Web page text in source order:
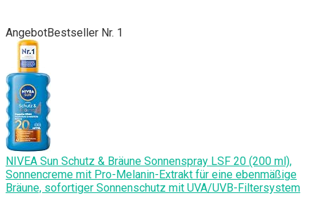
AngebotBestseller Nr. 1
NIVEA Sun Schutz & Bräune Sonnenspray LSF 20 (200 ml),
Sonnencreme mit Pro-Melanin-Extrakt für eine ebenmäßige
Bräune, sofortiger Sonnenschutz mit UVA/UVB-Filtersystem